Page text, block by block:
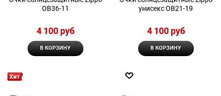
OB36-11
4 100 руб
В КОРЗИНУ
унисекс OB21-19
4 100 руб
В КОРЗИНУ
Хит